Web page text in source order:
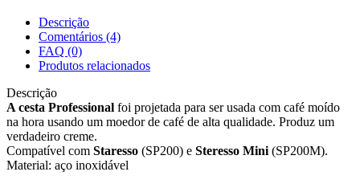
Descrição
Comentários (4)
FAQ (0)
Produtos relacionados
Descrição
A cesta Professional foi projetada para ser usada com café moído
na hora usando um moedor de café de alta qualidade. Produz um
verdadeiro creme.
Compatível com Staresso (SP200) e Steresso Mini (SP200M).
Material: aço inoxidável